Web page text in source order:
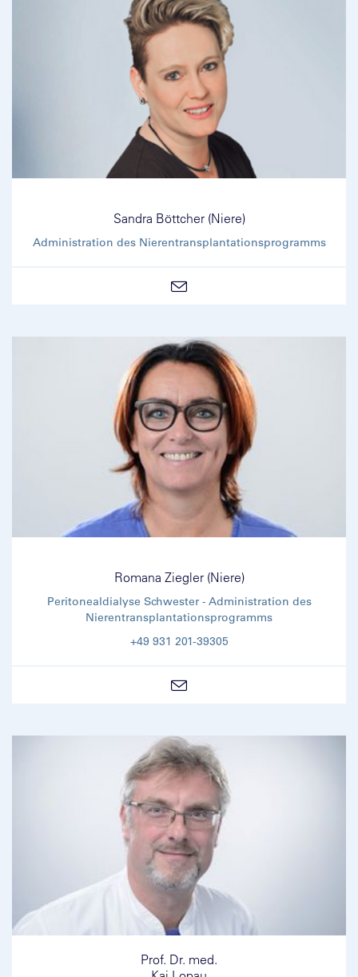
Sandra Böttcher (Niere)
Administration des Nierentransplantationsprogramms
Romana Ziegler (Niere)
Peritonealdialyse Schwester - Administration des
Nierentransplantationsprogramms
+49 931 201-39305
Prof. Dr. med.